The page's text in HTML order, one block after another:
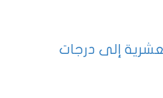
إلى درجات